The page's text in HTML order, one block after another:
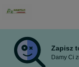
Zapisz
Damy Ci